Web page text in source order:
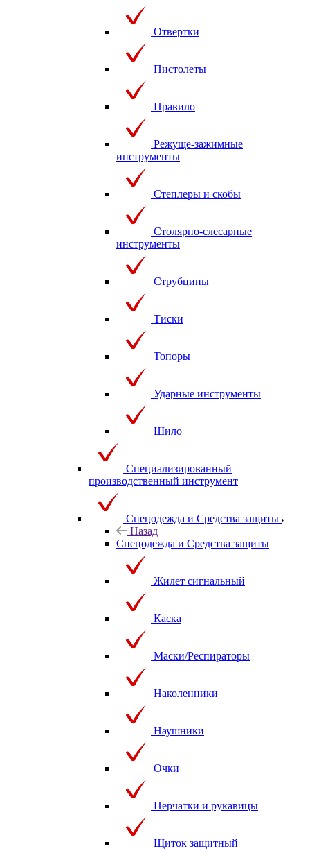
Отвертки
Пистолеты
Правило
Режуще-зажимные
инструменты
Степлеры и скобы
Столярно-слесарные
инструменты
Струбцины
Тиски
Топоры
Ударные инструменты
Шило
Специализированный
производственный инструмент
Спецодежда и Средства защиты
Назад
Спецодежда и Средства защиты
Жилет сигнальный
Каска
Маски/Респираторы
Наколенники
Наушники
Очки
Перчатки и рукавицы
Щиток защитный